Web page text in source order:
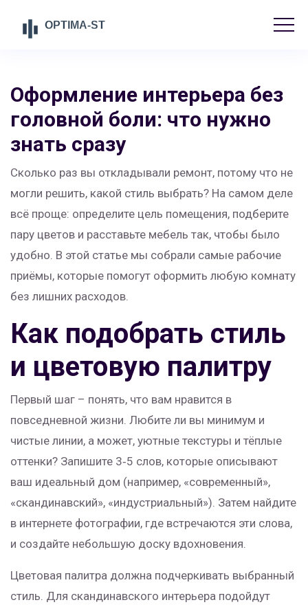
Оформление интерьера без
головной боли: что нужно
знать сразу
Сколько раз вы откладывали ремонт, потому что не
могли решить, какой стиль выбрать? На самом деле
всё проще: определите цель помещения, подберите
пару цветов и расставьте мебель так, чтобы было
удобно. В этой статье мы собрали самые рабочие
приёмы, которые помогут оформить любую комнату
без лишних расходов.
Как подобрать стиль
и цветовую палитру
Первый шаг – понять, что вам нравится в
повседневной жизни. Любите ли вы минимум и
чистые линии, а может, уютные текстуры и тёплые
оттенки? Запишите 3‑5 слов, которые описывают
ваш идеальный дом (например, «современный»,
«скандинавский», «индустриальный»). Затем найдите
в интернете фотографии, где встречаются эти слова,
и создайте небольшую доску вдохновения.
Цветовая палитра должна подчеркивать выбранный
стиль. Для скандинавского интерьера подойдут